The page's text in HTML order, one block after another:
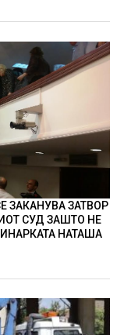
ЗАКАНУВА ЗАТВОР
СУД ЗАШТО НЕ
НАТАША